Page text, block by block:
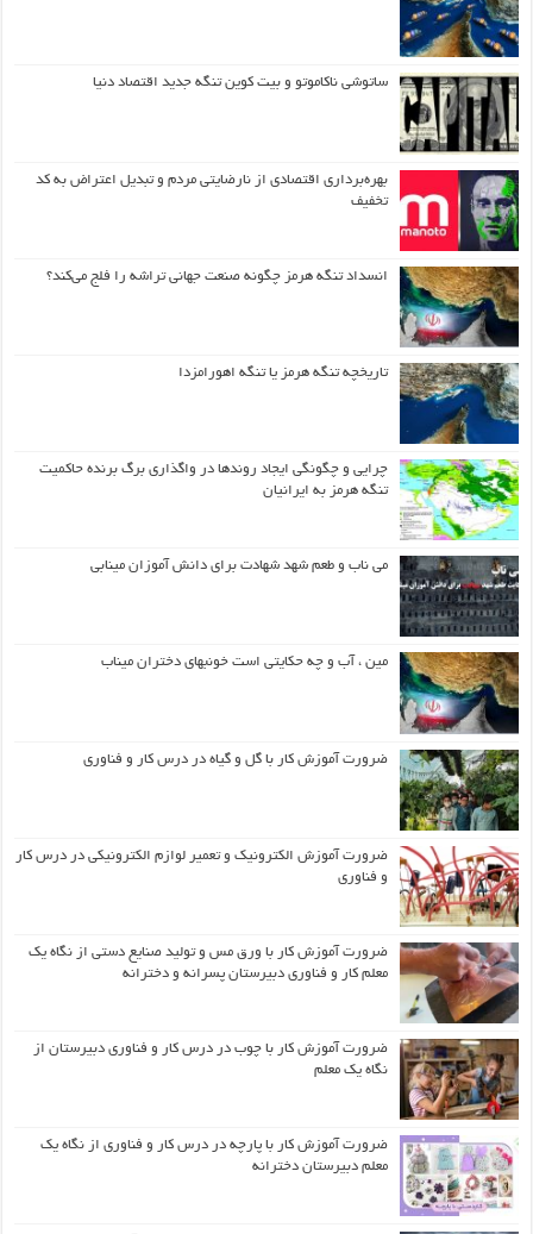
ساتوشی ناکاموتو و بیت کوین تنگه جدید اقتصاد دنیا
بهره‌برداری اقتصادی از نارضایتی مردم و تبدیل اعتراض به کد
تخفیف
انسداد تنگه هرمز چگونه صنعت جهانی تراشه را فلج می‌کند؟
تاریخچه تنگه هرمز یا تنگه اهورامزدا
چرایی و چگونگی ایجاد روندها در واگذاری برگ برنده حاکمیت
تنگه هرمز به ایرانیان
می ناب و طعم شهد شهادت برای دانش آموزان مینابی
مین ، آب و چه حکایتی است خونبهای دختران میناب
ضرورت آموزش کار با گل و گیاه در درس کار و فناوری
ضرورت آموزش الکترونیک و تعمیر لوازم الکترونیکی در درس کار
و فناوری
ضرورت آموزش کار با ورق مس و تولید صنایع دستی از نگاه یک
معلم کار و فناوری دبیرستان پسرانه و دخترانه
ضرورت آموزش کار با چوب در درس کار و فناوری دبیرستان از
نگاه یک معلم
ضرورت آموزش کار با پارچه در درس کار و فناوری از نگاه یک
معلم دبیرستان دخترانه